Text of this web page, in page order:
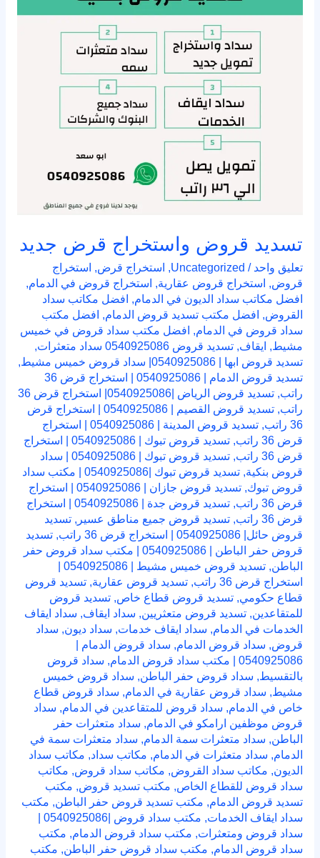
تسديد قروض واستخراج قرض جديد
تعليق واحد /
Uncategorized
, استخراج قرض, استخراج
قروض, استخراج قروض عقارية, استخراج قروض في الدمام,
افضل مكاتب سداد الديون في الدمام, افضل مكاتب سداد
القروض, افضل مكتب تسديد قروض الدمام, افضل مكتب
سداد قروض في الدمام, افضل مكتب سداد قروض في خميس
مشيط, ايقاف, تسديد قروض 0540925086 سداد متعثرات
,
تسديد قروض ابها | 0540925086| سداد قروض خميس مشيط
,
تسديد قروض الدمام | 0540925086 | استخراج قرض 36
راتب,
تسديد قروض الرياض |0540925086| استخراج قرض 36
راتب,
تسديد قروض القصيم | 0540925086 | استخراج قرض
36 راتب
,
تسديد قروض المدينة | 0540925086 | استخراج
قرض 36 راتب
,
تسديد قروض تبوك | 0540925086 | استخراج
قرض 36 راتب
,
تسديد قروض تبوك | 0540925086 | سداد
قروض بنكية,
تسديد قروض تبوك |0540925086 | مكتب سداد
قروض تبوك,
تسديد قروض جازان | 0540925086 | استخراج
قرض 36 راتب
,
تسديد قروض جدة | 0540925086 | استخراج
قرض 36 راتب
, تسديد قروض جميع مناطق عسير , تسديد
قروض حائل| 0540925086 | استخراج قرض 36 راتب
, تسديد
قروض حفر الباطن | 0540925086 | مكتب سداد قروض حفر
الباطن,
تسديد قروض خميس مشيط | 0540925086 |
استخراج قرض 36 راتب
, تسديد قروض عقارية, تسديد قروض
قطاع حكومي, تسديد قروض قطاع خاص, تسديد قروض
للمتقاعدين, تسديد قروض متعثريين, سداد ايقاف, سداد ايقاف
الخدمات في الدمام, سداد ايقاف خدمات, سداد ديون, سداد
قروض, سداد قروض الدمام, سداد قروض الدمام |
0540925086 | مكتب سداد قروض الدمام
, سداد قروض
بالتقسيط, سداد قروض حفر الباطن, سداد قروض خميس
مشيط, سداد قروض عقارية في الدمام, سداد قروض قطاع
خاص في الدمام, سداد قروض للمتقاعدين في الدمام, سداد
قروض موظفين ارامكو في الدمام, سداد متعثرات حفر
الباطن, سداد متعثرات سمة الدمام, سداد متعثرات سمة في
الدمام, سداد متعثرات في الدمام, مكاتب سداد, مكاتب سداد
الديون, مكاتب سداد القروض, مكاتب سداد قروض, مكاتب
سداد قروض للقطاع الخاص, مكتب تسديد قروض, مكتب
تسديد قروض الدمام, مكتب تسديد قروض حفر الباطن, مكتب
سداد ايقاف الخدمات,
مكتب سداد قروض |0540925086 |
سداد قروض ومتعثرات, مكتب سداد قروض الدمام, مكتب
سداد قروض الدمام, مكتب سداد قروض حفر الباطن, مكتب
واستخراج